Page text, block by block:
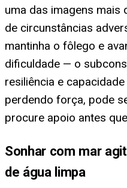
uma das imagens
de circunstâncias
mantinha o fôlego e
dificuldade — o
resiliência e
perdendo força, pode
procure apoio antes
Sonhar com mar
de água limpa